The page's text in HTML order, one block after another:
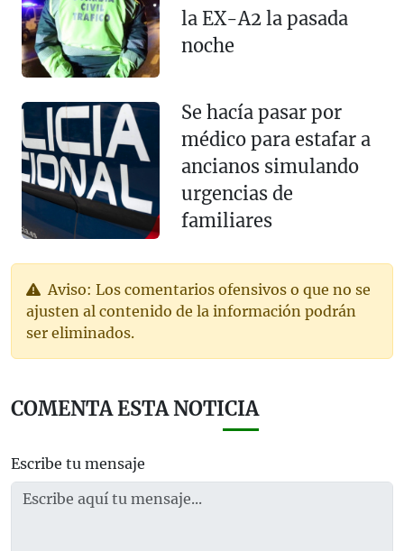
la EX-A2 la pasada
noche
Se hacía pasar por
médico para estafar a
ancianos simulando
urgencias de
familiares
Aviso: Los comentarios ofensivos o que no se
ajusten al contenido de la información podrán
ser eliminados.
COMENTA ESTA NOTICIA
Escribe tu mensaje